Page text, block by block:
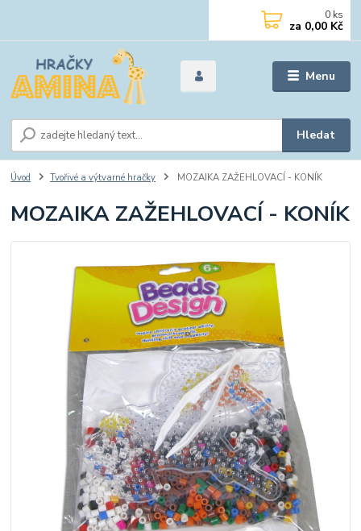
Menu
Hledat
0 ks
za 0,00 Kč
Úvod Tvořivé a výtvarné hračky MOZAIKA ZAŽEHLOVACÍ - KONÍK
MOZAIKA ZAŽEHLOVACÍ - KONÍK